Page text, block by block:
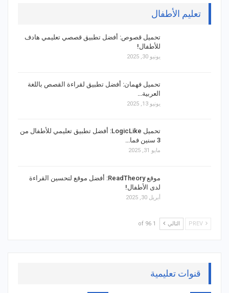
تعليم الأطفال
تحميل قصوص: أفضل تطبيق قصصي تعليمي هادف
للأطفال!
يونيو 30, 2025
تحميل فهمان: أفضل تطبيق لقراءة القصص باللغة
العربية…
يونيو 13, 2025
تحميل LogicLike: أفضل تطبيق تعليمي للأطفال من
3 سنين فما…
مايو 31, 2025
موقع ReadTheory: أفضل موقع لتحسين القراءة
لدى الأطفال!
أبريل 30, 2025
التالي 1 of 96
قنوات تعليمية